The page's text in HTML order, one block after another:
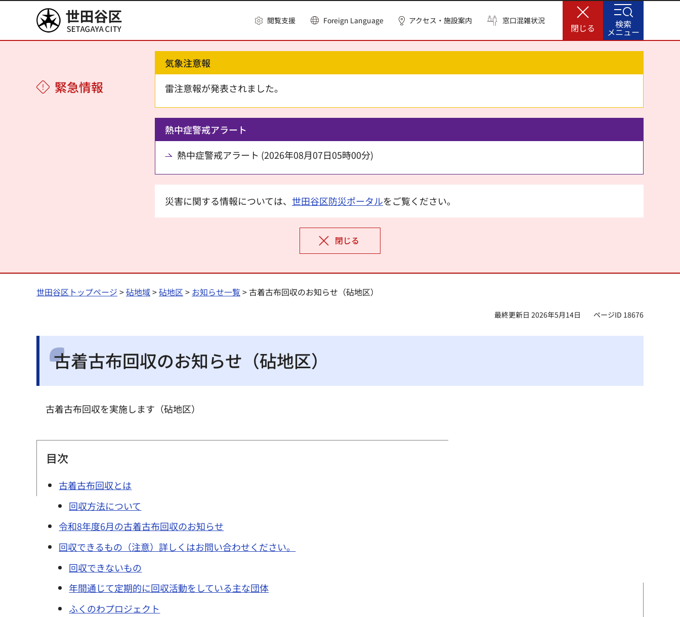
世田谷区 閲覧支援 Foreign Language アクセス・施設案内 窓口混雑状況
閉じる
緊急情報
気象注意報
雷注意報が発表されました。
熱中症警戒アラート
熱中症警戒アラート (2026年08月07日05時00分)
災害に関する情報については、 世田谷区防災ポータルをご覧ください。
閉じる
検索
メニュー
世田谷区トップページ >砧地域>砧地区> お知らせ一覧> 古着古布回収のお知らせ（砧地区）
最終更新日 2026年5月14日 ページID 18676
古着古布回収のお知らせ（砧地区）
古着古布回収を実施します（砧地区）
目次
古着古布回収とは
回収方法について
令和8年度6月の古着古布回収のお知らせ
回収できるもの（注意）詳しくはお問い合わせください。
回収できないもの
年間通じて定期的に回収活動をしている主な団体
ふくのわプロジェクト